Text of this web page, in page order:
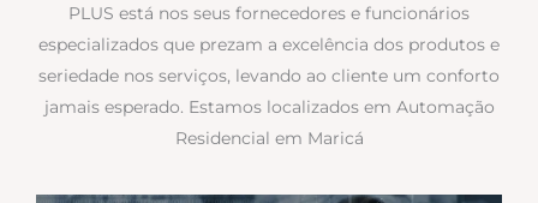
PLUS está nos seus fornecedores e funcionários
especializados que prezam a excelência dos produtos e
seriedade nos serviços, levando ao cliente um conforto
jamais esperado. Estamos localizados em Automação
Residencial em Maricá